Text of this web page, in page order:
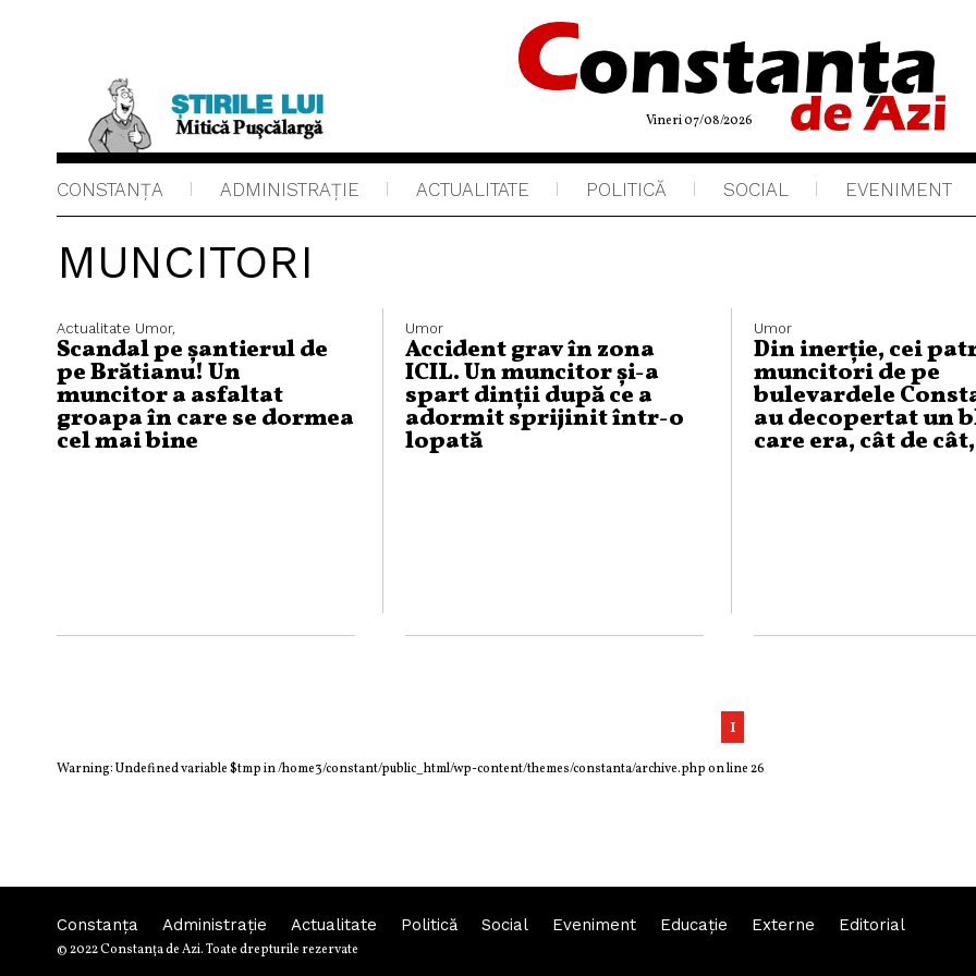
Vineri 07/08/2026
CONSTANȚA ADMINISTRAŢIE ACTUALITATE POLITICĂ SOCIAL EVENIMENT
MUNCITORI
Actualitate Umor,
Scandal pe șantierul de
pe Brătianu! Un
muncitor a asfaltat
groapa în care se dormea
cel mai bine
Umor
Accident grav în zona
ICIL. Un muncitor și-a
spart dinții după ce a
adormit sprijinit într-o
lopată
Umor
Din inerţie, cei
muncitori de pe
bulevardele
au decopertat un
care era, cât de
1
Warning: Undefined variable $tmp in/home3/constant/public_html/wp-content/themes/constanta/archive.phpon line26
Constanța Administraţie Actualitate Politică Social Eveniment Educaţie Externe Editorial
© 2022 Constanţa de Azi. Toate drepturile rezervate